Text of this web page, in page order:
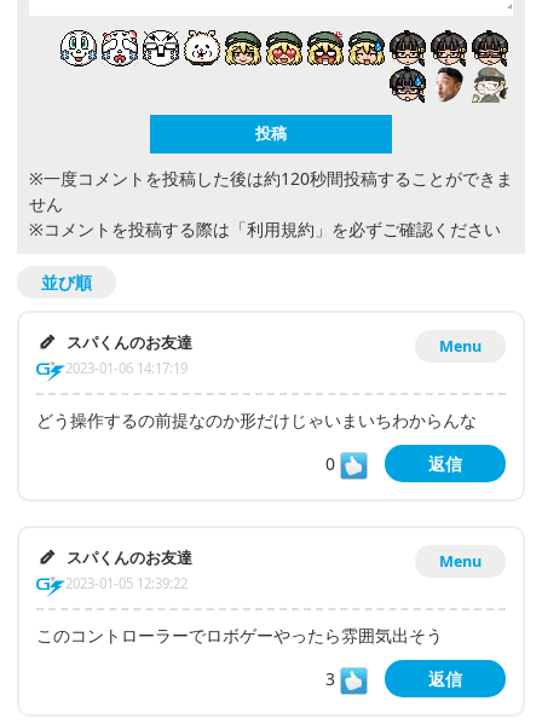
※一度コメントを投稿した後は約120秒間投稿することができま
せん
※コメントを投稿する際は 「利用規約」 を必ずご確認ください
並び順
Menu
スパくんのお友達
2023-01-06 14:17:19
どう操作するの前提なのか形だけじゃいまいちわからんな
0
返信
Menu
スパくんのお友達
2023-01-05 12:39:22
このコントローラーでロボゲーやったら雰囲気出そう
3
返信